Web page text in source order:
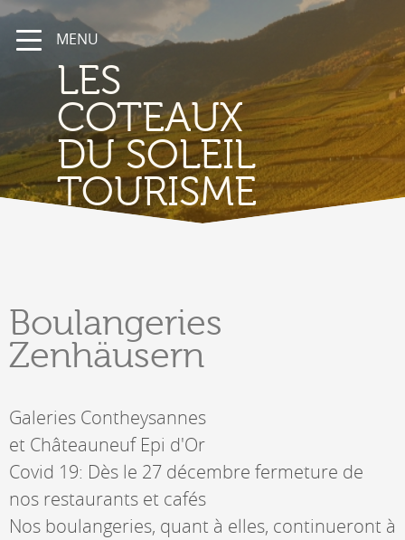
MENU
LES
COTEAUX
DU SOLEIL
TOURISME
Boulangeries
Zenhäusern
Galeries Contheysannes
et Châteauneuf Epi d'Or
Covid 19: Dès le 27 décembre fermeture de
nos restaurants et cafés
Nos boulangeries, quant à elles, continueront à